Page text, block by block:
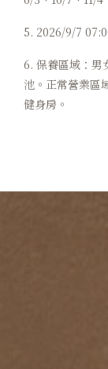
5. 2026/9/7
6. 保養區域：男
池。正常營業區
健身房。